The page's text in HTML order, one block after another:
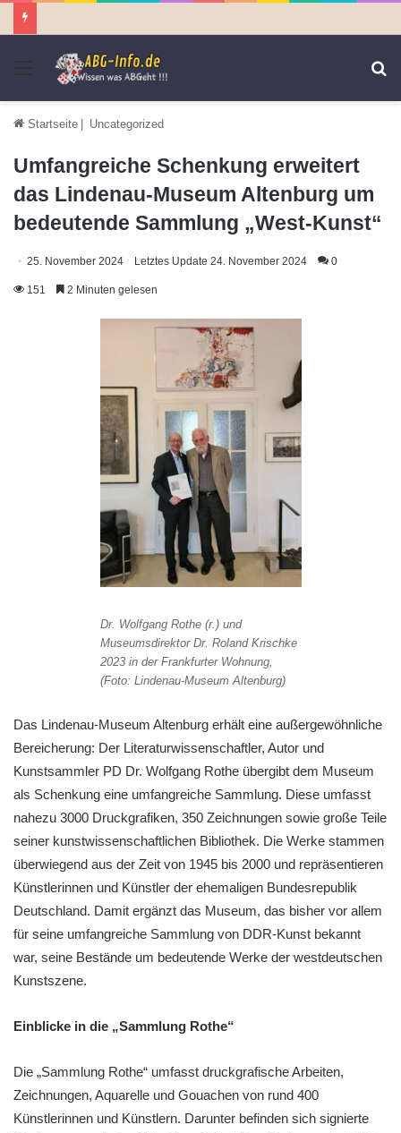
Menü
Startseite | Uncategorized
Umfangreiche Schenkung erweitert
das Lindenau-Museum Altenburg um
bedeutende Sammlung „West-Kunst“
25. November 2024 Letztes Update 24. November 2024 0
151 2 Minuten gelesen
Dr. Wolfgang Rothe (r.) und
Museumsdirektor Dr. Roland Krischke
2023 in der Frankfurter Wohnung,
(Foto: Lindenau-Museum Altenburg)
Das Lindenau-Museum Altenburg erhält eine außergewöhnliche
Bereicherung: Der Literaturwissenschaftler, Autor und
Kunstsammler PD Dr. Wolfgang Rothe übergibt dem Museum
als Schenkung eine umfangreiche Sammlung. Diese umfasst
nahezu 3000 Druckgrafiken, 350 Zeichnungen sowie große Teile
seiner kunstwissenschaftlichen Bibliothek. Die Werke stammen
überwiegend aus der Zeit von 1945 bis 2000 und repräsentieren
Künstlerinnen und Künstler der ehemaligen Bundesrepublik
Deutschland. Damit ergänzt das Museum, das bisher vor allem
für seine umfangreiche Sammlung von DDR-Kunst bekannt
war, seine Bestände um bedeutende Werke der westdeutschen
Kunstszene.
Einblicke in die „Sammlung Rothe“
Die „Sammlung Rothe“ umfasst druckgrafische Arbeiten,
Zeichnungen, Aquarelle und Gouachen von rund 400
Künstlerinnen und Künstlern. Darunter befinden sich signierte